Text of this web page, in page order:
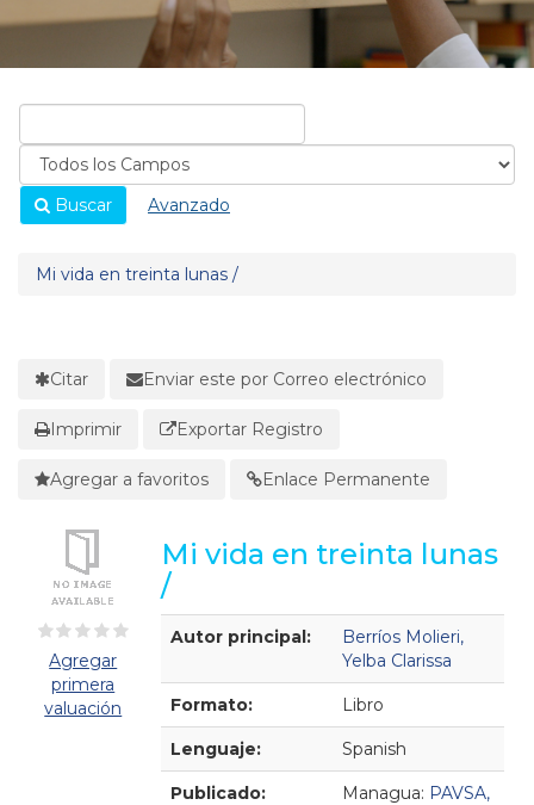
Buscar Avanzado
Mi vida en treinta lunas /
Citar Enviar este por Correo electrónico
Imprimir Exportar Registro
Agregar a favoritos Enlace Permanente
Agregar
primera
valuación
Mi vida en treinta lunas
/
Detalles Bibliográficos
Autor principal:
Berríos Molieri,
Yelba Clarissa
Formato: Libro
Lenguaje: Spanish
Publicado: Managua: PAVSA,